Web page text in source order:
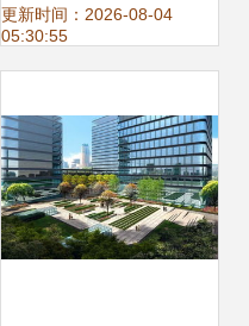
景、样板间与物业
更新时间：2026-08-04
05:30:55